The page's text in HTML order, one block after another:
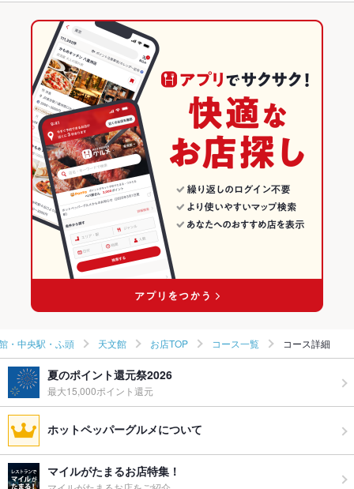
天文館通駅 × 居酒屋
天文館通駅 × 和風
焼き鳥・鶏料理
鹿児島市 天文館・中央駅・ふ頭 × 和食
鹿児島市 天文館・中央駅・ふ頭 × 焼き鳥・鶏料理
天文館通駅 × 和食
天文館通駅 × 焼き鳥・鶏料理
天文館 × 和食
天文館 × 焼き鳥・鶏料理
鹿児島
鹿児島 × 居酒屋
鹿児島 × 和風
鹿児島 × 和食
鹿児島 × 焼き鳥・鶏料理
天文館通駅
地鶏 もつ鍋 水炊き
鹿児島のグルメランキング
鹿児島の居酒屋ランキング
鹿児島市 天文館・中央駅・ふ頭のグルメランキング
鹿児島市 天文館・中央駅・ふ頭の居酒屋ランキング
天文館のグルメランキング
天文館の居酒屋ランキング
・中央駅・ふ頭 天文館 お店TOP コース一覧 コース詳細
夏のポイント還元祭2026
最大15,000ポイント還元
ホットペッパーグルメについて
マイルがたまるお店特集！